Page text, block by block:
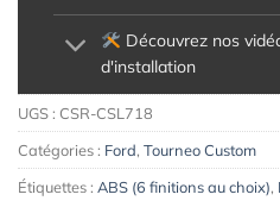
Découvrez nos
d'installation
UGS : CSR-CSL718
Catégories : Ford, Tourneo Custom
Étiquettes : ABS (6 finitions au choix),